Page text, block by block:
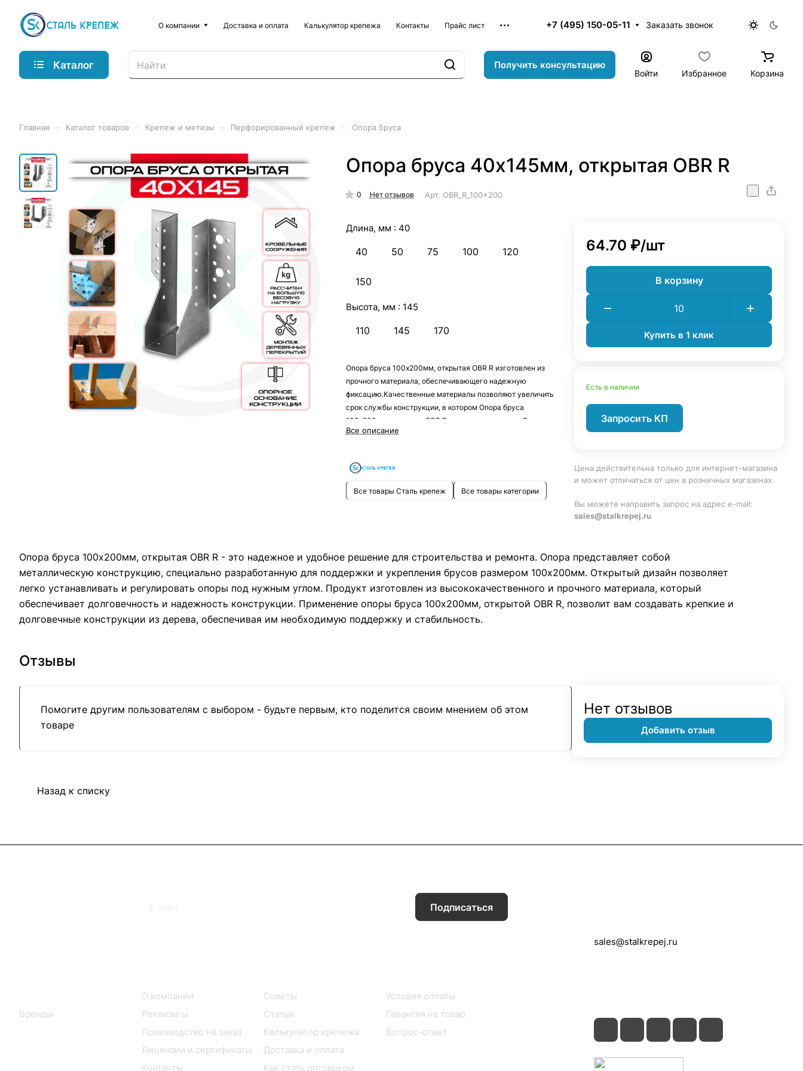
О компании Доставка и оплата Калькулятор крепежа Контакты Прайс лист +7 (495) 150-05-11 Заказать звонок
Каталог Получить консультацию
Войти Избранное Корзина
Главная Каталог товаров Крепеж и метизы Перфорированный крепеж Опора бруса
Опора бруса 40х145мм, открытая OBR R
0 Нет отзывов Арт. OBR_R_100x200
Длина, мм : 40
40 50 75 100 120
150
Высота, мм : 145
110 145 170
Опора бруса 100х200мм, открытая OBR R изготовлен из
прочного материала, обеспечивающего надежную
фиксацию.Качественные материалы позволяют увеличить
срок службы конструкции, в котором Опора бруса
100х200мм, открытая OBR R служит креплением. Среди
его преимуществ также можно отметить небольшой
незаметен, что позволит сделать любой дизайн как в
помещении, так и на улице.
Все описание
Все товары Сталь крепеж Все товары категории
64.70 ₽/шт
В корзину
Купить в 1 клик
Есть в наличии
Запросить КП
Цена действительна только для интернет-магазина
и может отличаться от цен в розничных магазинах.
Вы можете направить запрос на адрес e-mail:
sales@stalkrepej.ru
Опора бруса 100х200мм, открытая OBR R - это надежное и удобное решение для строительства и ремонта. Опора представляет собой
металлическую конструкцию, специально разработанную для поддержки и укрепления брусов размером 100х200мм. Открытый дизайн позволяет
легко устанавливать и регулировать опоры под нужным углом. Продукт изготовлен из высококачественного и прочного материала, который
обеспечивает долговечность и надежность конструкции. Применение опоры бруса 100х200мм, открытой OBR R, позволит вам создавать крепкие и
долговечные конструкции из дерева, обеспечивая им необходимую поддержку и стабильность.
Отзывы
Помогите другим пользователям с выбором - будьте первым, кто поделится своим мнением об этом
товаре
Нет отзывов
Добавить отзыв
Назад к списку
Подписаться
Бренды
О компании
Реквизиты
Производство на заказ
Лицензии и сертификаты
Контакты
Советы
Статьи
Калькулятор крепежа
Доставка и оплата
Как стать оптовиком
Условия оплаты
Гарантия на товар
Вопрос-ответ
sales@stalkrepej.ru